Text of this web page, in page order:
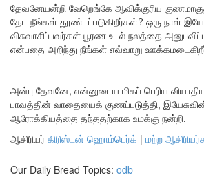
தேவனேயன்றி வேறெங்கே ஆவிக்குரிய
தேட நீங்கள் தூண்டப்படுகிறீர்கள்? ஒரு நாள்
விசுவாசிப்பவர்கள் பூரண உடல் நலத்தை
என்பதை அறிந்து நீங்கள் எவ்வாறு
அன்பு தேவனே, என்னுடைய மிகப் பெரிய
பாவத்தின் வாதையைக் குணப்படுத்தி,
ஆரோக்கியத்தை தந்ததற்காக உமக்கு நன்றி.
ஆசிரியர் கிரிஸ்டன் ஹொம்பெர்க் | மற்ற
Our Daily Bread Topics: odb